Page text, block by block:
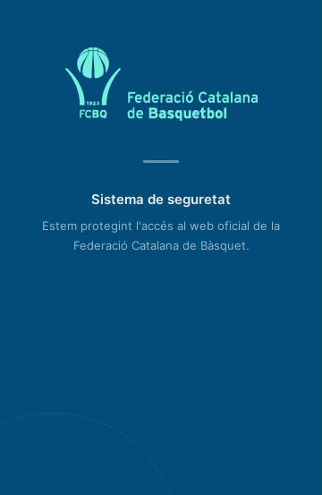
Sistema de seguretat
Estem protegint l'accés al web oficial de la
Federació Catalana de Bàsquet.